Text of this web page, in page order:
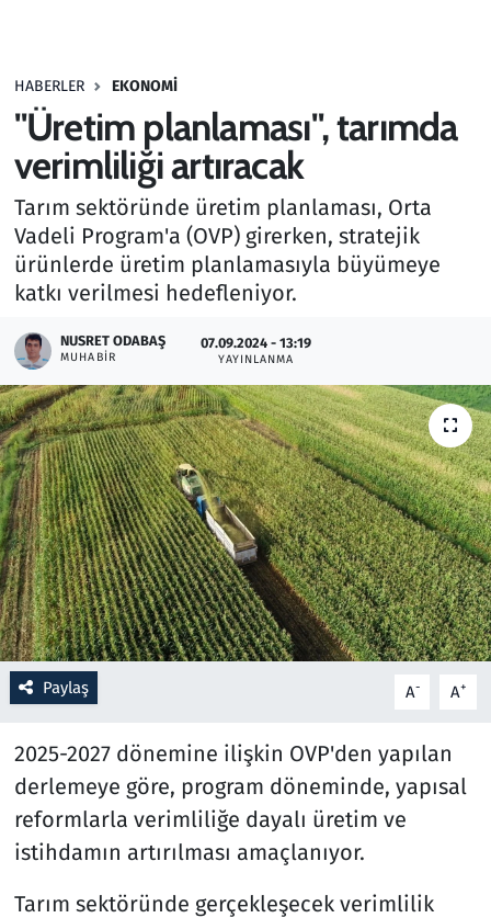
HABERLER EKONOMI
"Üretim planlaması", tarımda
verimliliği artıracak
Tarım sektöründe üretim planlaması, Orta
Vadeli Program'a (OVP) girerken, stratejik
ürünlerde üretim planlamasıyla büyümeye
katkı verilmesi hedefleniyor.
NUSRET ODABAŞ
MUHABIR
07.09.2024 - 13:19
YAYINLANMA
Paylaş A- A+
2025-2027 dönemine ilişkin OVP'den yapılan
derlemeye göre, program döneminde, yapısal
reformlarla verimliliğe dayalı üretim ve
istihdamın artırılması amaçlanıyor.
Tarım sektöründe gerçekleşecek verimlilik
Haber
Kültür Sanat
Kurumsal Haberler
Lezzet Durağı
Oyun
Ramazan
Resmi İlanlar
Rüya Tabirleri
Sağlık
Savunma Sanayi
Seçim 2023
Spor